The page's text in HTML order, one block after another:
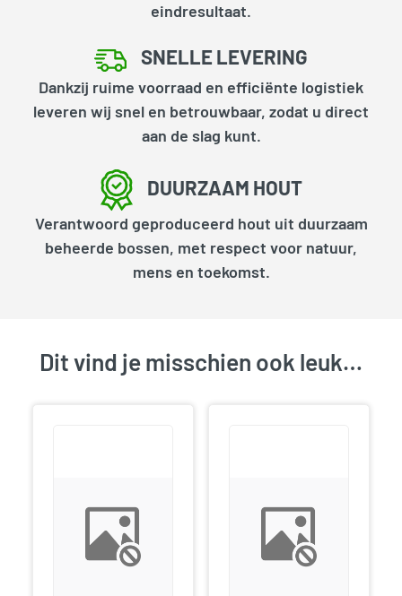
eindresultaat.
SNELLE LEVERING
Dankzij ruime voorraad en efficiënte logistiek
leveren wij snel en betrouwbaar, zodat u direct
aan de slag kunt.
DUURZAAM HOUT
Verantwoord geproduceerd hout uit duurzaam
beheerde bossen, met respect voor natuur,
mens en toekomst.
Dit vind je misschien ook leuk…